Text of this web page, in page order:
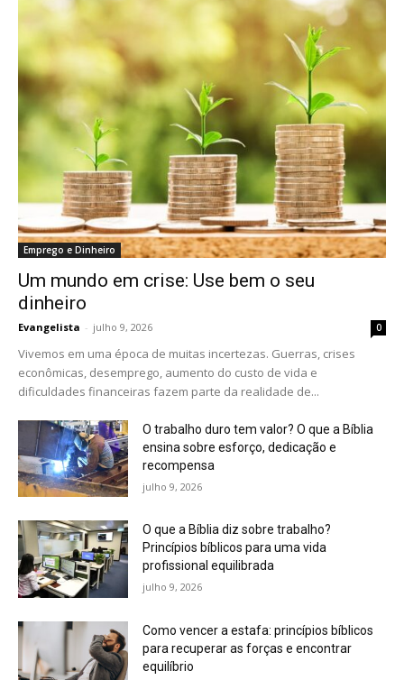
Emprego e Dinheiro
Um mundo em crise: Use bem o seu
dinheiro
Evangelista - julho 9, 2026 0
Vivemos em uma época de muitas incertezas. Guerras, crises
econômicas, desemprego, aumento do custo de vida e
dificuldades financeiras fazem parte da realidade de...
O trabalho duro tem valor? O que a Bíblia
ensina sobre esforço, dedicação e
recompensa
julho 9, 2026
O que a Bíblia diz sobre trabalho?
Princípios bíblicos para uma vida
profissional equilibrada
julho 9, 2026
Como vencer a estafa: princípios bíblicos
para recuperar as forças e encontrar
equilíbrio